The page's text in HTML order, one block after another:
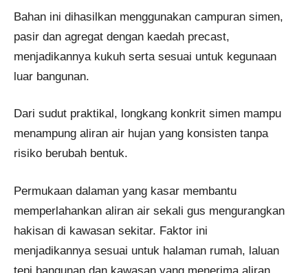
Bahan ini dihasilkan menggunakan campuran simen,
pasir dan agregat dengan kaedah precast,
menjadikannya kukuh serta sesuai untuk kegunaan
luar bangunan.
Dari sudut praktikal, longkang konkrit simen mampu
menampung aliran air hujan yang konsisten tanpa
risiko berubah bentuk.
Permukaan dalaman yang kasar membantu
memperlahankan aliran air sekali gus mengurangkan
hakisan di kawasan sekitar. Faktor ini
menjadikannya sesuai untuk halaman rumah, laluan